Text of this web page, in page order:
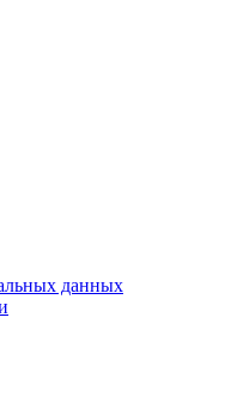
данных